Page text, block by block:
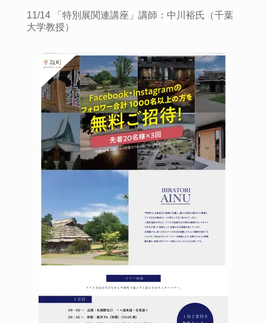
11/14 「特別展関連講座」講師：中川裕氏（千葉
大学教授）